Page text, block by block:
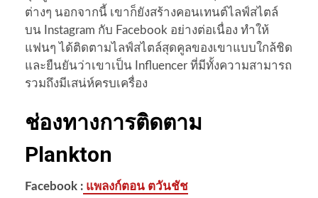
ต่างๆ นอกจากนี้ เขาก็ยังสร้างคอนเทนต์ไลฟ์สไตล์
บน Instagram กับ Facebook อย่างต่อเนื่อง ทำให้
แฟนๆ ได้ติดตามไลฟ์สไตล์สุดคูลของเขาแบบใกล้ชิด
และยืนยันว่าเขาเป็น Influencer ที่มีทั้งความสามารถ
รวมถึงมีเสน่ห์ครบเครื่อง
ช่องทางการติดตาม
Plankton
Facebook : แพลงก์ตอน ตวันชัช